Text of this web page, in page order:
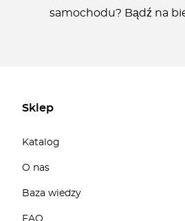
samochodu? Bądź na
Sklep
Katalog
O nas
Baza wiedzy
FAQ